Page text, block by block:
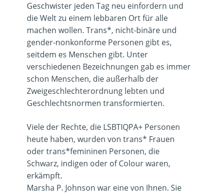
Geschwister jeden Tag neu einfordern und
die Welt zu einem lebbaren Ort für alle
machen wollen. Trans*, nicht-binäre und
gender-nonkonforme Personen gibt es,
seitdem es Menschen gibt. Unter
verschiedenen Bezeichnungen gab es immer
schon Menschen, die außerhalb der
Zweigeschlechterordnung lebten und
Geschlechtsnormen transformierten.
Viele der Rechte, die LSBTIQPA+ Personen
heute haben, wurden von trans* Frauen
oder trans*femininen Personen, die
Schwarz, indigen oder of Colour waren,
erkämpft.
Marsha P. Johnson war eine von Ihnen. Sie